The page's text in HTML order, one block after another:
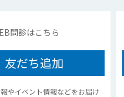
問診はこちら
友だち追加
やイベント情報などをお届け